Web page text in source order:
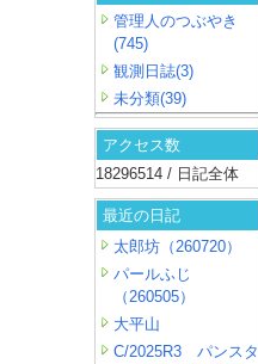
管理人のつぶやき
(745)
観測日誌(3)
未分類(39)
アクセス数
18296514 / 日記全体
最近の日記
太郎坊（260720）
パールふじ
（260505）
大平山
C/2025R3 パンスタ